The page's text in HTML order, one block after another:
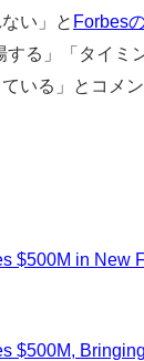
い」と Forbes
する」「タイミ
いる」とコメン
$500M in New
$500M,